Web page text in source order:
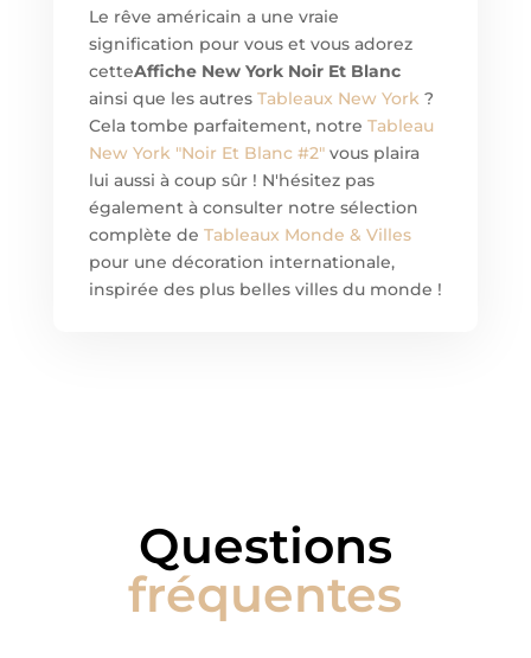
Le rêve américain a une vraie
signification pour vous et vous adorez
cetteAffiche New York Noir Et Blanc
ainsi que les autres Tableaux New York ?
Cela tombe parfaitement, notre Tableau
New York "Noir Et Blanc #2"vous plaira
lui aussi à coup sûr ! N'hésitez pas
également à consulter notre sélection
complète de Tableaux Monde & Villes
pour une décoration internationale,
inspirée des plus belles villes du monde !
Questions
fréquentes